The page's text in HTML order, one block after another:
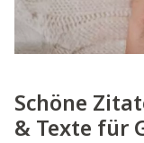
Schöne
& Texte für